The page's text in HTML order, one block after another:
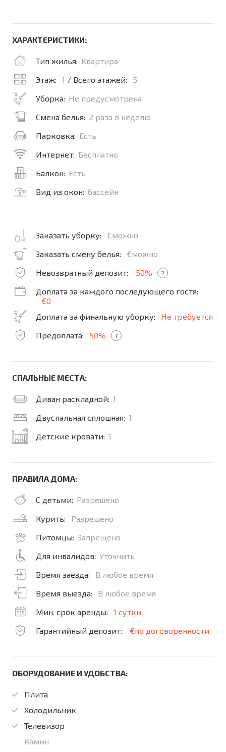
ХАРАКТЕРИСТИКИ:
Тип жилья: Квартира
Этаж:
1 / Всего этажей:
5
Уборка: Не предусмотрена
Смена белья: 2 раза в неделю
Парковка: Есть
Интернет: Бесплатно
Балкон: Есть
Вид из окон: бассейн
Заказать уборку:
€можно
Заказать смену белья:
€можно
Невозвратный депозит:
50% ?
Доплата за каждого последующего гостя:
€0
Доплата за финальную уборку:
Не требуется
Предоплата:
50% ?
СПАЛЬНЫЕ МЕСТА:
Диван раскладной: 1
Двуспальная сплошная: 1
Детские кровати: 1
ПРАВИЛА ДОМА:
С детьми: Разрешено
Курить:
Разрешено
Питомцы: Запрещено
Для инвалидов: Уточнить
Время заезда:
В любое время
Время выезда:
В любое время
Мин. срок аренды:
1 сутки
Гарантийный депозит:
€по договоренности
ОБОРУДОВАНИЕ И УДОБСТВА:
Плита
Холодильник
Телевизор
Камин